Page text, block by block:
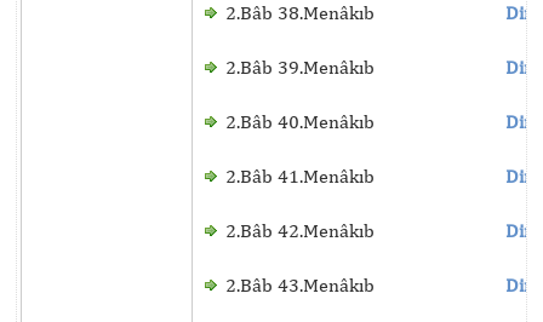
2.Bâb 38.Menâkıb
2.Bâb 39.Menâkıb
2.Bâb 40.Menâkıb
2.Bâb 41.Menâkıb
2.Bâb 42.Menâkıb
2.Bâb 43.Menâkıb